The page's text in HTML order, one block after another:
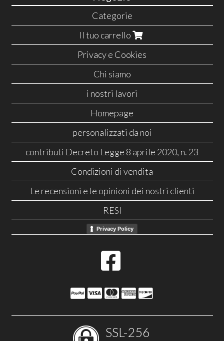
Categorie
Il tuo carrello
Privacy e Cookies
Chi siamo
i nostri lavori
Homepage
personalizzati da noi
contributi Decreto Legge 8 aprile 2020, n. 23
Condizioni di vendita
Le recensioni e le opinioni dei nostri clienti
RESI
Privacy Policy
SSL-256